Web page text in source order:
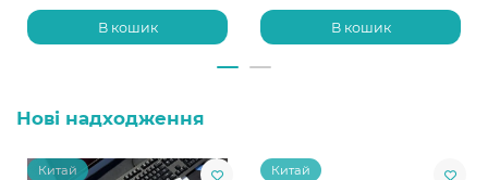
В кошик В кошик
Нові надходження
Китай Китай